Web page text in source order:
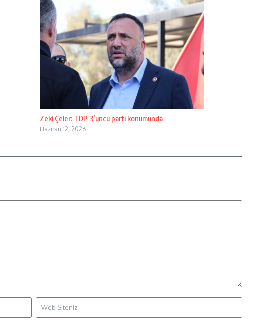
Zeki Çeler: TDP, 3’üncü parti konumunda
Haziran 12, 2026